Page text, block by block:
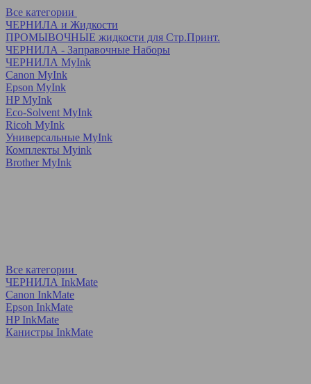
Все категории
ЧЕРНИЛА и Жидкости
ПРОМЫВОЧНЫЕ жидкости для Стр.Принт.
ЧЕРНИЛА - Заправочные Наборы
ЧЕРНИЛА MyInk
Canon MyInk
Epson MyInk
HP MyInk
Eco-Solvent MyInk
Ricoh MyInk
Универсальные MyInk
Комплекты Myink
Brother MyInk
Все категории
ЧЕРНИЛА InkMate
Canon InkMate
Epson InkMate
HP InkMate
Канистры InkMate